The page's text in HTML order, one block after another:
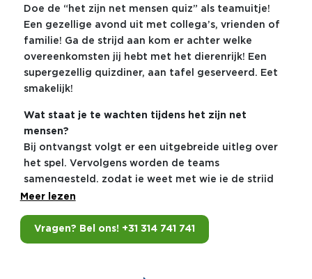
Doe de “het zijn net mensen quiz” als teamuitje!
Een gezellige avond uit met collega’s, vrienden of
familie! Ga de strijd aan kom er achter welke
overeenkomsten jij hebt met het dierenrijk! Een
supergezellig quizdiner, aan tafel geserveerd. Eet
smakelijk!
Wat staat je te wachten tijdens het zijn net
mensen?
Bij ontvangst volgt er een uitgebreide uitleg over
het spel. Vervolgens worden de teams
samengesteld, zodat je weet met wie je de strijd
aangaat. Hierna stappen we de wondere wereld
zoals ‘Hoe Een Koe Een Haas Vangt’ en ‘Maak Dat
De Kat Wijs’. Lachen, gieren en brullen! Pak zoveel
verschil tussen ons eigen gedrag en dat van de
Meer lezen
Vragen? Bel ons! +31 314 741 741